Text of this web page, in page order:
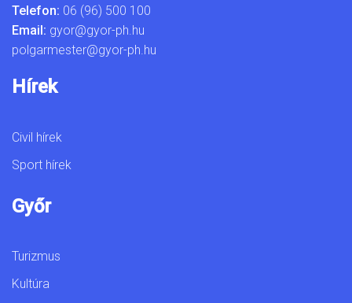
Telefon: 06 (96) 500 100
Email: gyor@gyor-ph.hu
polgarmester@gyor-ph.hu
Hírek
Civil hírek
Sport hírek
Győr
Turizmus
Kultúra